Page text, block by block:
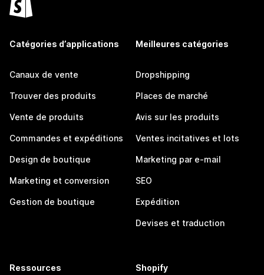
Catégories d’applications
Canaux de vente
Trouver des produits
Vente de produits
Commandes et expéditions
Design de boutique
Marketing et conversion
Gestion de boutique
Meilleures catégories
Dropshipping
Places de marché
Avis sur les produits
Ventes incitatives et lots
Marketing par e-mail
SEO
Expédition
Devises et traduction
Ressources Shopify